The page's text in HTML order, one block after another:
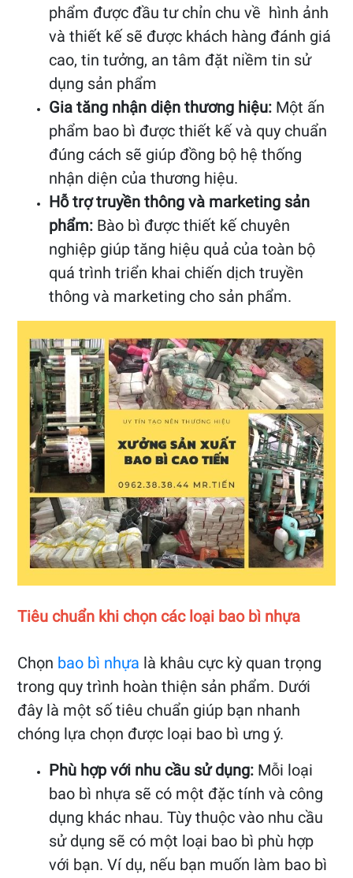
phẩm được đầu tư chỉn chu về hình ảnh
và thiết kế sẽ được khách hàng đánh giá
cao, tin tưởng, an tâm đặt niềm tin sử
dụng sản phẩm
Gia tăng nhận diện thương hiệu: Một ấn
phẩm bao bì được thiết kế và quy chuẩn
đúng cách sẽ giúp đồng bộ hệ thống
nhận diện của thương hiệu.
Hỗ trợ truyền thông và marketing sản
phẩm: Bào bì được thiết kế chuyên
nghiệp giúp tăng hiệu quả của toàn bộ
quá trình triển khai chiến dịch truyền
thông và marketing cho sản phẩm.
Tiêu chuẩn khi chọn các loại bao bì nhựa
Chọn bao bì nhựa là khâu cực kỳ quan trọng
trong quy trình hoàn thiện sản phẩm. Dưới
đây là một số tiêu chuẩn giúp bạn nhanh
chóng lựa chọn được loại bao bì ưng ý.
Phù hợp với nhu cầu sử dụng: Mỗi loại
bao bì nhựa sẽ có một đặc tính và công
dụng khác nhau. Tùy thuộc vào nhu cầu
sử dụng sẽ có một loại bao bì phù hợp
với bạn. Ví dụ, nếu bạn muốn làm bao bì